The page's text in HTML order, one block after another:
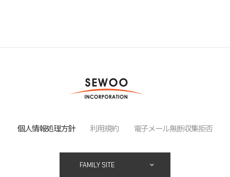
個人情報処理方針 利用規約 電子メール無断収集拒否
FAMILY SITE